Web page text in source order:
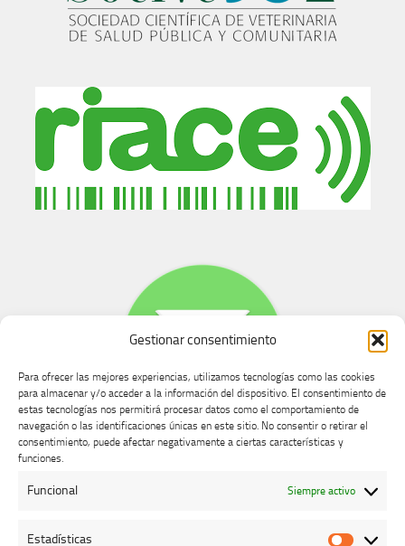
Gestionar consentimiento
Para ofrecer las mejores experiencias, utilizamos tecnologías como las cookies
para almacenar y/o acceder a la información del dispositivo. El consentimiento de
estas tecnologías nos permitirá procesar datos como el comportamiento de
navegación o las identificaciones únicas en este sitio. No consentir o retirar el
consentimiento, puede afectar negativamente a ciertas características y
funciones.
Funcional Siempre activo
Estadísticas
Buzón de dudas, quejas y sugerencias